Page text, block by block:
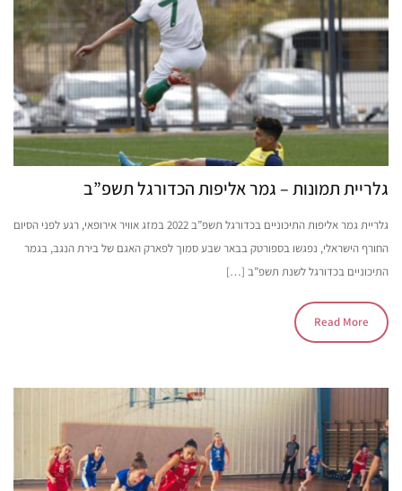
גלריית תמונות – גמר אליפות הכדורגל תשפ”ב
גלריית גמר אליפות התיכוניים בכדורגל תשפ”ב 2022 במזג אוויר אירופאי, רגע לפני הסיום
החורף הישראלי, נפגשו בספורטק בבאר שבע סמוך לפארק האגם של בירת הנגב, בגמר
התיכוניים בכדורגל לשנת תשפ”ב […]
Read More